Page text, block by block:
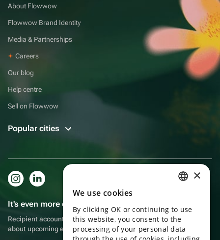
About Flowwow
Flowwow Brand Identity
Media & Partnerships
Careers
Our blog
Help centre
Sell on Flowwow
Popular cities
It's even more convenient in the app!
Recipient account, extra rewards for purchases and reminders
about upcoming events
ENGLISH
UKRAINIAN
×
We use cookies
By clicking OK or continuing to use
this website, you consent to the
processing of your personal data